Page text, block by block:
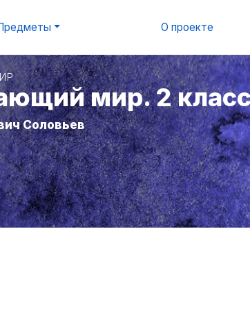
О проекте
мир. 2
Соловьев